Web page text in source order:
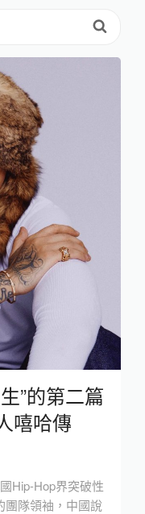
”的第二篇
嘻哈傳
Hip-Hop界突破性
團隊領袖，中國說